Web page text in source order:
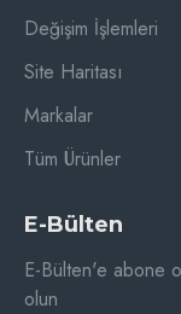
Değişim İşlemleri
Site Haritası
Markalar
Tüm Ürünler
E-Bülten
E-Bülten'e abone
olun